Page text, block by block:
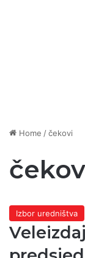
Home /čekovi
Izbor uredništva